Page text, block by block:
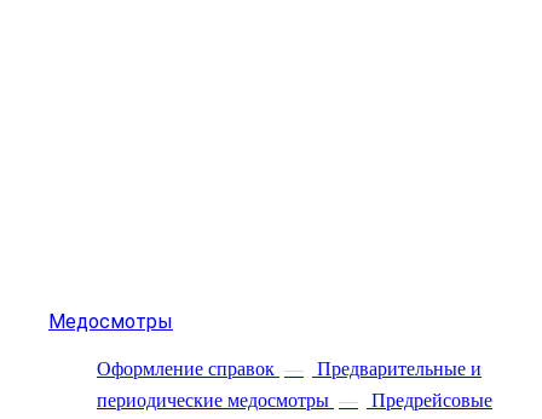
Медосмотры
Оформление справок —
Предварительные и
периодические медосмотры —
Предрейсовые